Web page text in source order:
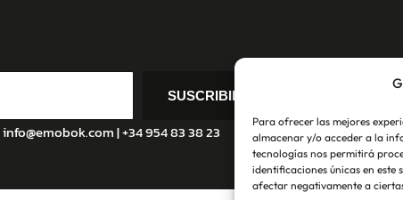
Para ofrecer las mejores
almacenar y/o acceder a la
tecnologías nos permitirá
identificaciones únicas en
afectar negativamente a
SUSCRIBIRSE
info@emobok.com|+34 954 83 38 23